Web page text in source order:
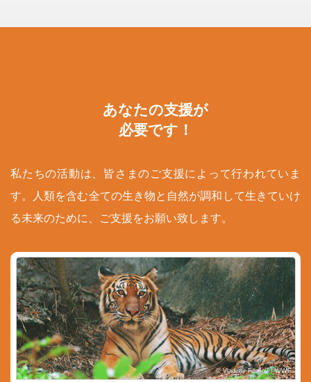
あなたの支援が
必要です！
私たちの活動は、皆さまのご支援によって行われていま
す。人類を含む全ての生き物と自然が調和して生きていけ
る未来のために、ご支援をお願い致します。
© Vladimir Filonov / WWF